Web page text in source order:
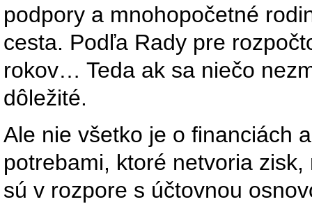
podpory a mnohopočetné
cesta. Podľa Rady pre
rokov… Teda ak sa niečo
dôležité.
Ale nie všetko je o financiách
potrebami, ktoré netvoria
sú v rozpore s účtovnou